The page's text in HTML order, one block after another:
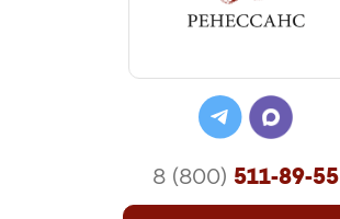
8 (800) 511-89-55